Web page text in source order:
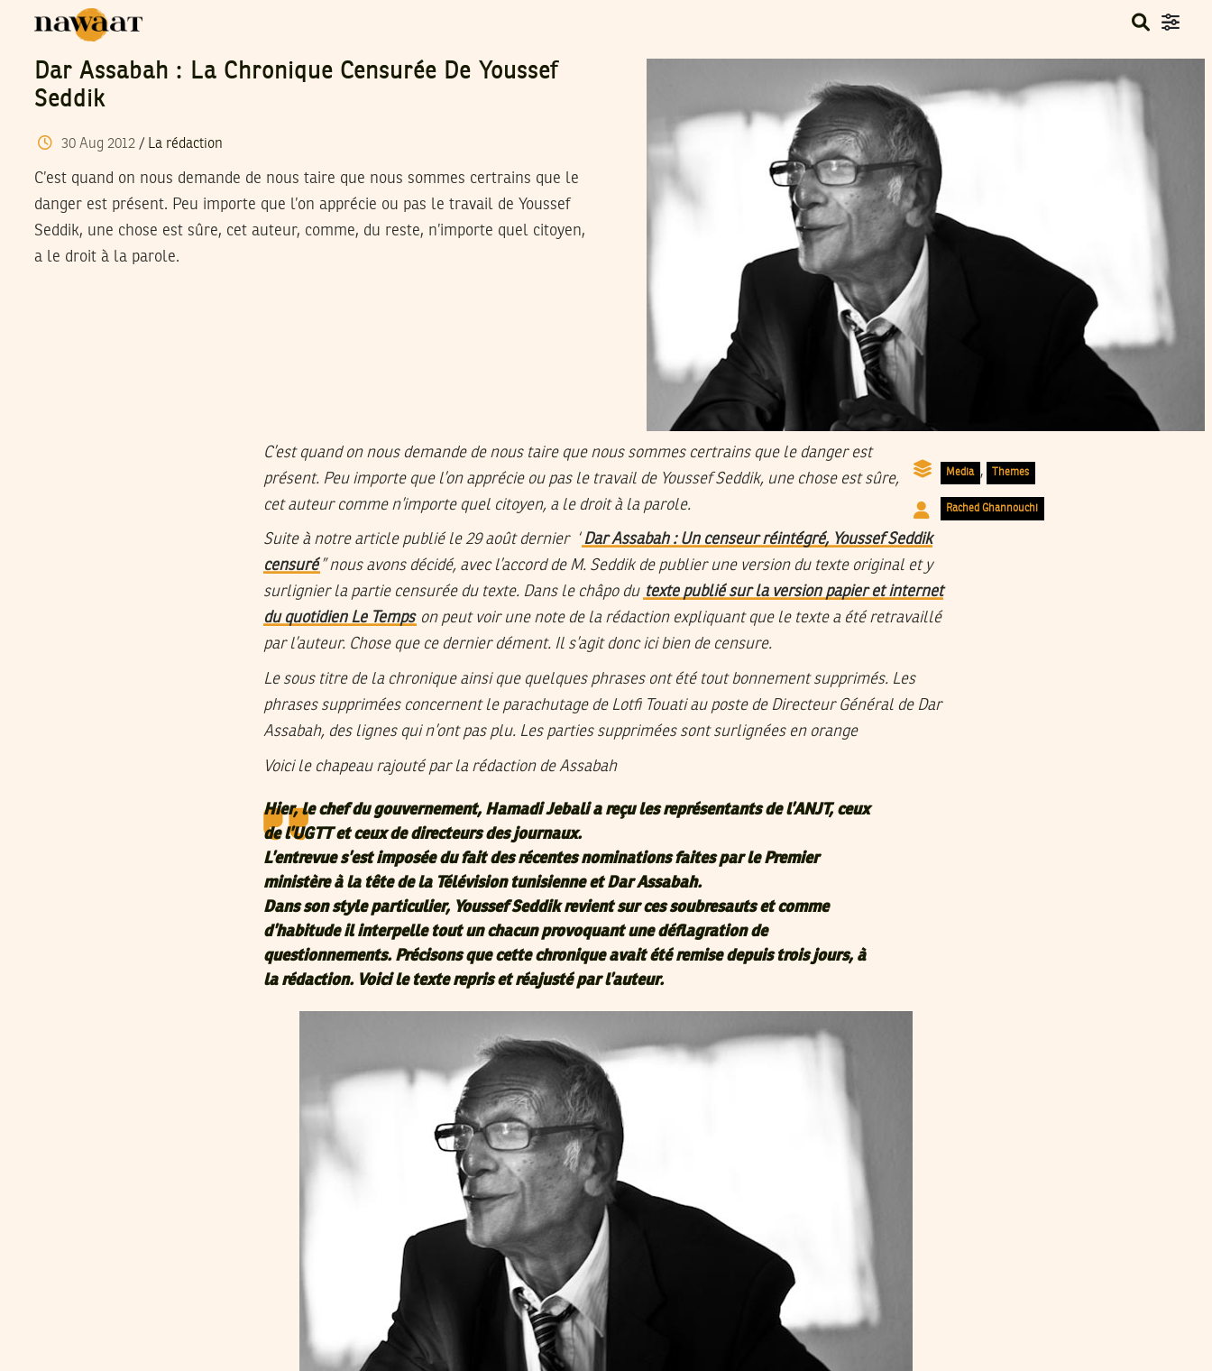
Dar Assabah : La Chronique Censurée De Youssef
Seddik
30 Aug 2012/ La rédaction
C’est quand on nous demande de nous taire que nous sommes certrains que le
danger est présent. Peu importe que l’on apprécie ou pas le travail de Youssef
Seddik, une chose est sûre, cet auteur, comme, du reste, n’importe quel citoyen,
a le droit à la parole.
Media , Themes
Rached Ghannouchi
C’est quand on nous demande de nous taire que nous sommes certrains que le danger est
présent. Peu importe que l’on apprécie ou pas le travail de Youssef Seddik, une chose est sûre,
cet auteur comme n’importe quel citoyen, a le droit à la parole.
Suite à notre article publié le 29 août dernier “Dar Assabah : Un censeur réintégré, Youssef Seddik
censuré ” nous avons décidé, avec l’accord de M. Seddik de publier une version du texte original et y
surlignier la partie censurée du texte. Dans le châpo du texte publié sur la version papier et internet
du quotidien Le Temps on peut voir une note de la rédaction expliquant que le texte a été retravaillé
par l’auteur. Chose que ce dernier dément. Il s’agit donc ici bien de censure.
Le sous titre de la chronique ainsi que quelques phrases ont été tout bonnement supprimés. Les
phrases supprimées concernent le parachutage de Lotfi Touati au poste de Directeur Général de Dar
Assabah, des lignes qui n’ont pas plu. Les parties supprimées sont surlignées en orange
Voici le chapeau rajouté par la rédaction de Assabah
Hier, le chef du gouvernement, Hamadi Jebali a reçu les représentants de l’ANJT, ceux
de l’UGTT et ceux de directeurs des journaux.
L’entrevue s’est imposée du fait des récentes nominations faites par le Premier
ministère à la tête de la Télévision tunisienne et Dar Assabah.
Dans son style particulier, Youssef Seddik revient sur ces soubresauts et comme
d’habitude il interpelle tout un chacun provoquant une déflagration de
questionnements. Précisons que cette chronique avait été remise depuis trois jours, à
la rédaction. Voici le texte repris et réajusté par l’auteur.